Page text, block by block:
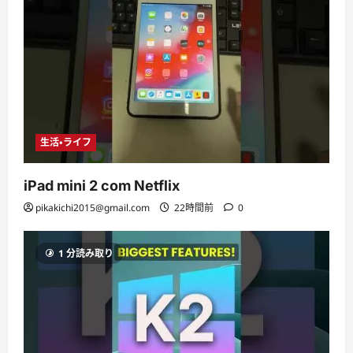
生活・ライフ
iPad mini 2 com Netflix
pikakichi2015@gmail.com 22時間前 0
1 分読み取り